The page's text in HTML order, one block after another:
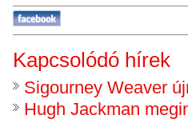
Kapcsolódó hírek
Sigourney Weaver
Hugh Jackman